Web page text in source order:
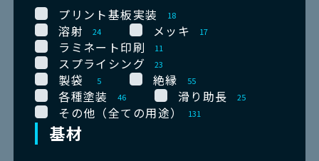
プリント基板実装 18
溶射 24 メッキ 17
ラミネート印刷 11
スプライシング 23
製袋 5 絶縁 55
各種塗装 46 滑り助長 25
その他（全ての用途） 131
基材